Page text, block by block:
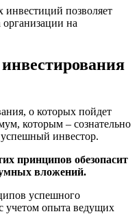
инвестиций позволяет
организации на
о которых пойдет
которым – сознательно
инвестор.
принципов обезопасит
вложений.
успешного
учетом опыта ведущих